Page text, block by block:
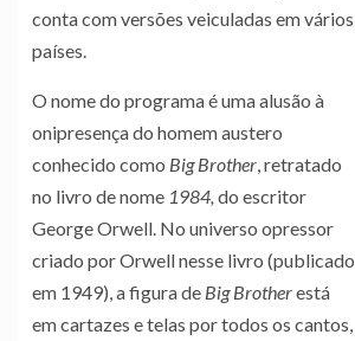
conta com versões veiculadas em vários
países.
O nome do programa é uma alusão à
onipresença do homem austero
conhecido como Big Brother, retratado
no livro de nome 1984, do escritor
George Orwell. No universo opressor
criado por Orwell nesse livro (publicado
em 1949), a figura de Big Brotherestá
em cartazes e telas por todos os cantos,